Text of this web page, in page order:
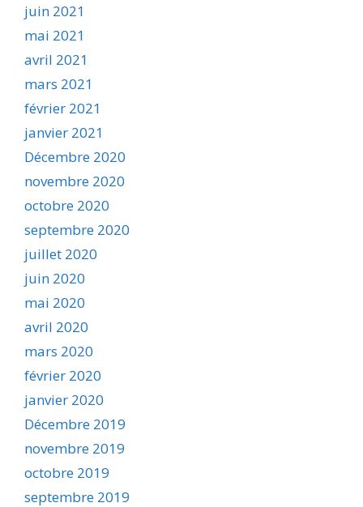
juin 2021
mai 2021
avril 2021
mars 2021
février 2021
janvier 2021
Décembre 2020
novembre 2020
octobre 2020
septembre 2020
juillet 2020
juin 2020
mai 2020
avril 2020
mars 2020
février 2020
janvier 2020
Décembre 2019
novembre 2019
octobre 2019
septembre 2019